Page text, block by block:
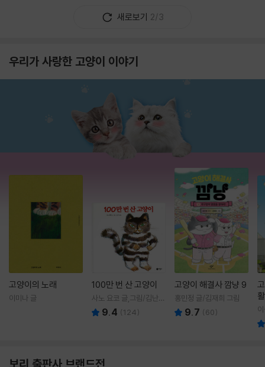
새로보기 2/3
우리가 사랑한 고양이 이야기
고양이의 노래
이미나 글
100만 번 산 고양이
사노 요코 글,그림/김난주
역 9.4 (124)
고양이 해결사 깜냥 9
홍민정 글/김재희 그림
9.7 (60)
보리 출판사 브랜드전